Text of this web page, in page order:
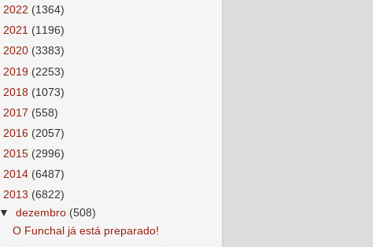
2022 (1364)
2021 (1196)
2020 (3383)
2019 (2253)
2018 (1073)
2017 (558)
2016 (2057)
2015 (2996)
2014 (6487)
2013 (6822)
▼dezembro (508)
O Funchal já está preparado!